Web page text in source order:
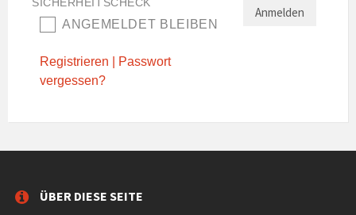
ANGEMELDET BLEIBEN
Registrieren
Passwort
vergessen?
ÜBER DIESE SEITE